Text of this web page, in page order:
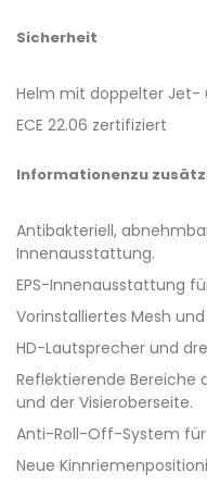
Sicherheit
Helm mit doppelter Jet-
ECE 22.06 zertifiziert
Informationenzu
Antibakteriell,
Innenausstattung.
EPS-Innenausstattung
Vorinstalliertes Mesh
HD-Lautsprecher und
Reflektierende Bereiche
und der Visieroberseite.
Anti-Roll-Off-System
Neue